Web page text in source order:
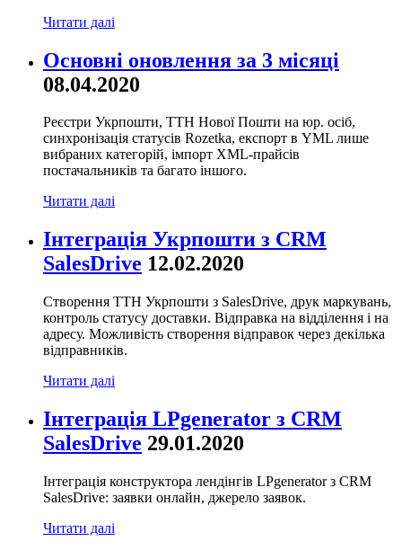
Читати далі
Основні оновлення за 3 місяці
08.04.2020
Реєстри Укрпошти, ТТН Нової Пошти на юр. осіб,
синхронізація статусів Rozetka, експорт в YML лише
вибраних категорій, імпорт XML-прайсів
постачальників та багато іншого.
Читати далі
Інтеграція Укрпошти з CRM
SalesDrive 12.02.2020
Створення ТТН Укрпошти з SalesDrive, друк маркувань,
контроль статусу доставки. Відправка на відділення і на
адресу. Можливість створення відправок через декілька
відправників.
Читати далі
Інтеграція LPgenerator з CRM
SalesDrive 29.01.2020
Інтеграція конструктора лендінгів LPgenerator з CRM
SalesDrive: заявки онлайн, джерело заявок.
Читати далі